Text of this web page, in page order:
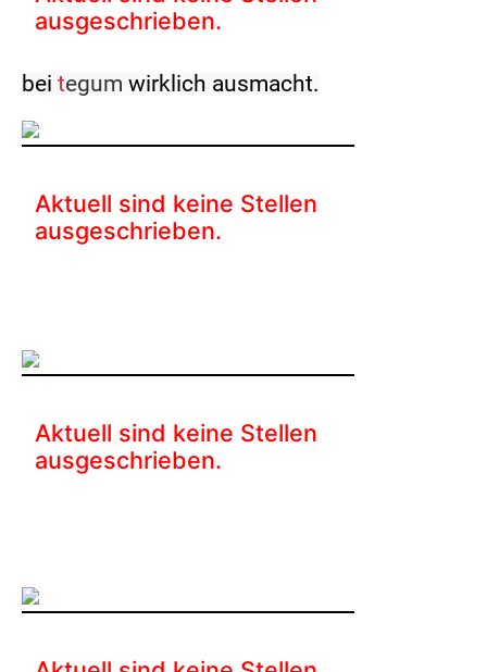
Finden Sie heraus, wer wir sind, worauf wir
bei tegum wirklich ausmacht.